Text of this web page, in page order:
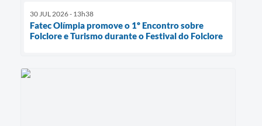
30 JUL 2026 - 13h38
Fatec Olímpia promove o 1º Encontro sobre
Folclore e Turismo durante o Festival do Folclore